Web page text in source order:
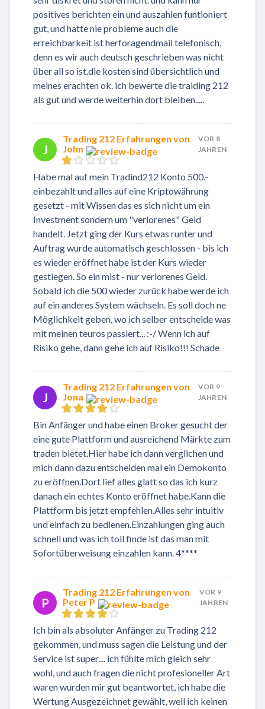
positives berichten ein und auszahlen funtioniert
gut, und hatte nie probleme auch die
erreichbarkeit ist herforagendmail telefonisch,
denn es wir auch deutsch geschrieben was nicht
über all so ist.die kosten sind übersichtlich und
meines erachten ok. ich bewerte die traiding 212
als gut und werde weiterhin dort bleiben.....
J
Trading 212 Erfahrungen von
John
VOR 8
JAHREN
Habe mal auf mein Tradind212 Konto 500.-
einbezahlt und alles auf eine Kriptowährung
gesetzt - mit Wissen das es sich nicht um ein
Investment sondern um "verlorenes" Geld
handelt. Jetzt ging der Kurs etwas runter und
Auftrag wurde automatisch geschlossen - bis ich
es wieder eröffnet habe ist der Kurs wieder
gestiegen. So ein mist - nur verlorenes Geld.
Sobald ich die 500 wieder zurück habe werde ich
auf ein anderes System wächseln. Es soll doch ne
Möglichkeit geben, wo ich selber entscheide was
mit meinen teuros passiert... :-/ Wenn ich auf
Risiko gehe, dann gehe ich auf Risiko!!! Schade
J
Trading 212 Erfahrungen von
Jona
VOR 9
JAHREN
Bin Anfänger und habe einen Broker gesucht der
eine gute Plattform und ausreichend Märkte zum
traden bietet.Hier habe ich dann verglichen und
mich dann dazu entscheiden mal ein Demokonto
zu eröffnen.Dort lief alles glatt so das ich kurz
danach ein echtes Konto eröffnet habe.Kann die
Plattform bis jetzt empfehlen.Alles sehr intuitiv
und einfach zu bedienen.Einzahlungen ging auch
schnell und was ich toll finde ist das man mit
Sofortüberweisung einzahlen kann. 4****
P
Trading 212 Erfahrungen von
Peter P
VOR 9
JAHREN
Ich bin als absoluter Anfänger zu Trading 212
gekommen, und muss sagen die Leistung und der
Service ist super.... ich fühlte mich gleich sehr
wohl, und auch fragen die nicht profesioneller Art
waren wurden mir gut beantwortet, ich habe die
Wertung Ausgezeichnet gewählt, weil ich keinen